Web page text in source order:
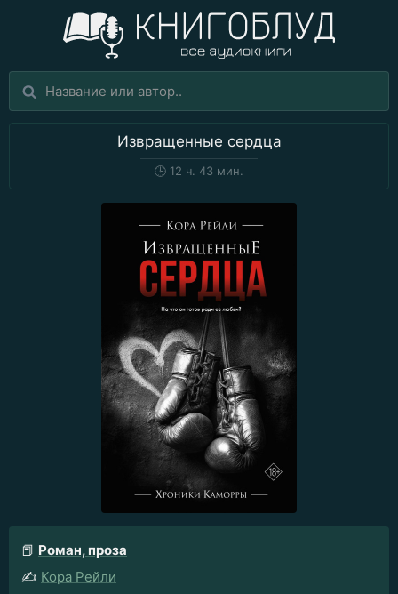
Извращенные сердца
🕒 12 ч. 43 мин.
📕 Роман, проза
✍️ Кора Рейли